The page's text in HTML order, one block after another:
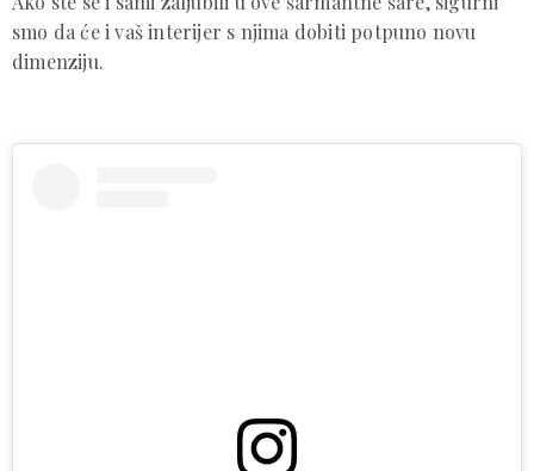
smo da će i vaš interijer s njima dobiti potpuno novu
dimenziju.